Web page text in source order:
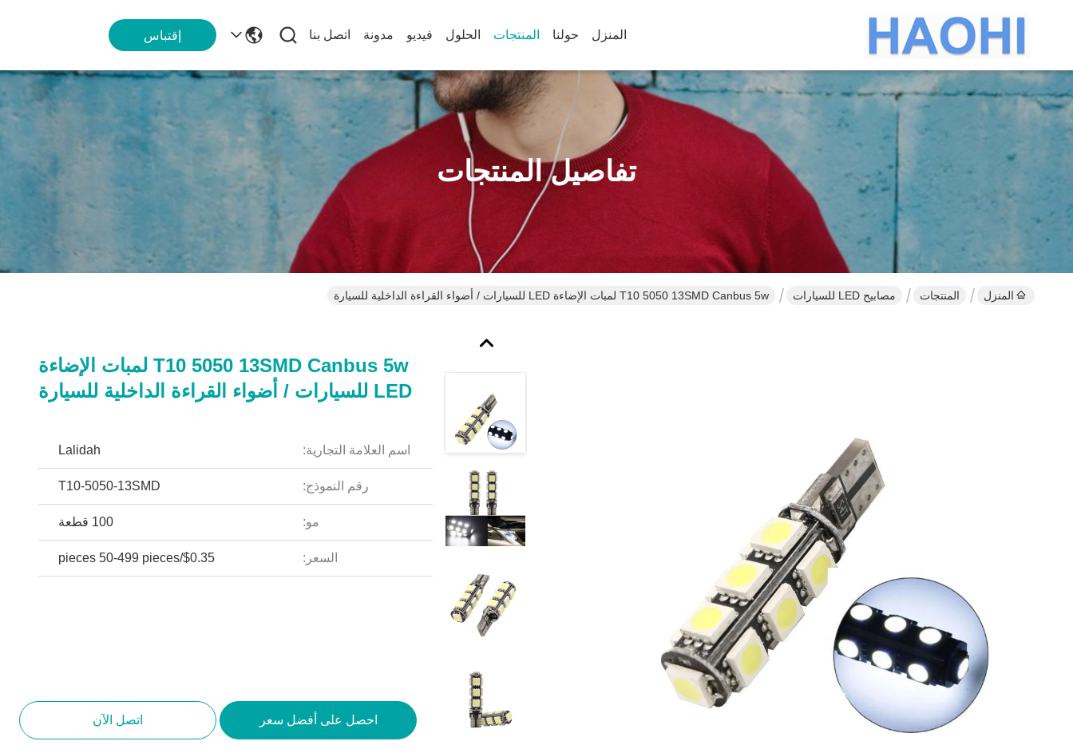
المنزل حولنا المنتجات الحلول فيديو مدونة اتصل بنا إقتباس
تفاصيل المنتجات
المنزل المنتجات مصابيح LED للسيارات T10 5050 13SMD Canbus 5w لمبات الإضاءة LED للسيارات / أضواء القراءة الداخلية للسيارة
T10 5050 13SMD Canbus 5w لمبات الإضاءة
LED للسيارات / أضواء القراءة الداخلية للسيارة
اسم العلامة التجارية: Lalidah
رقم النموذج: T10-5050-13SMD
مو: 100 قطعة
السعر: $0.35/pieces 50-499 pieces
احصل على أفضل سعر اتصل الآن